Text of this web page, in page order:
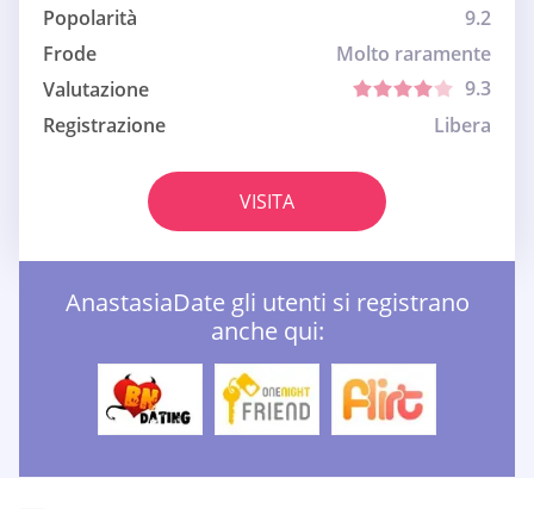
Popolarità
9.2
Frode
Molto raramente
Valutazione
9.3
Registrazione
Libera
VISITA
AnastasiaDate gli utenti si registrano
anche qui: